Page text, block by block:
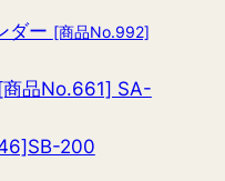
ダー [商品No.992]
商品No.661] SA-
200